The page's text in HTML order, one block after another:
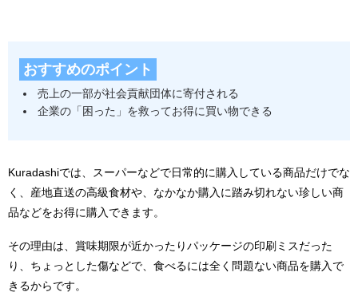
おすすめのポイント
売上の一部が社会貢献団体に寄付される
企業の「困った」を救ってお得に買い物できる
Kuradashiでは、スーパーなどで日常的に購入している商品だけでな
く、産地直送の高級食材や、なかなか購入に踏み切れない珍しい商
品などをお得に購入できます。
その理由は、賞味期限が近かったりパッケージの印刷ミスだった
り、ちょっとした傷などで、食べるには全く問題ない商品を購入で
きるからです。